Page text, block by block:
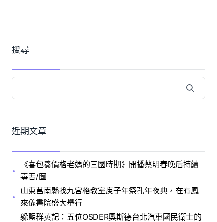
搜尋
近期文章
《喜包養價格老媽的三國時期》開播蔡明春晚后持續
毒舌/圖
山東莒南縣找九宮格教室庚子年祭孔年夜典，在有鳳
來儀書院盛大舉行
躲藍群英記：五位OSDER奧斯德台北汽車國民衛士的